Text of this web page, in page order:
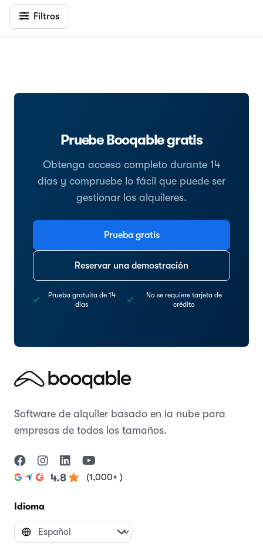
Filtros
Pruebe Booqable gratis
Obtenga acceso completo durante 14
días y compruebe lo fácil que puede ser
gestionar los alquileres.
Prueba gratis
Reservar una demostración
Prueba gratuita de 14
días
No se requiere tarjeta de
crédito
Software de alquiler basado en la nube para
empresas de todos los tamaños.
4.8 (1,000+ )
Idioma